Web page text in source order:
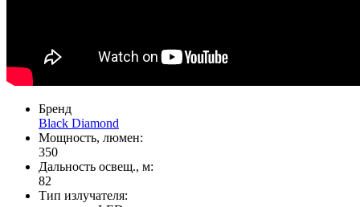
Бренд
Black Diamond
Мощность, люмен:
350
Дальность освещ., м:
82
Тип излучателя: